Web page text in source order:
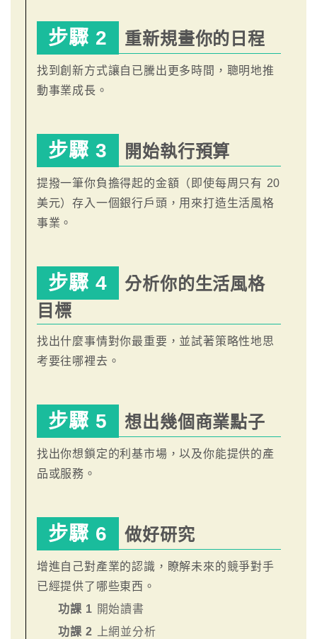
步驟 2 重新規畫你的日程
找到創新方式讓自已騰出更多時間，聰明地推
動事業成長。
步驟 3 開始執行預算
提撥一筆你負擔得起的金額（即使每周只有 20
美元）存入一個銀行戶頭，用來打造生活風格
事業。
步驟 4
分析你的生活風格
目標
找出什麼事情對你最重要，並試著策略性地思
考要往哪裡去。
步驟 5 想出幾個商業點子
找出你想鎖定的利基市場，以及你能提供的產
品或服務。
步驟 6 做好研究
增進自己對產業的認識，瞭解未來的競爭對手
已經提供了哪些東西。
功課 1 開始讀書
功課 2
上網並分析